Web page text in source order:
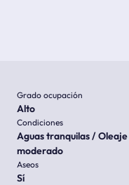
Grado ocupación
Alto
Condiciones
Aguas tranquilas / Oleaje
moderado
Aseos
Sí